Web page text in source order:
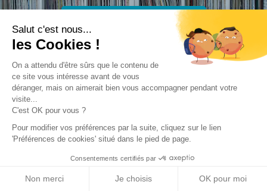
Salut c'est nous...
les Cookies !
On a attendu d'être sûrs que le contenu de
ce site vous intéresse avant de vous
déranger, mais on aimerait bien vous accompagner pendant votre
visite...
C'est OK pour vous ?
Pour modifier vos préférences par la suite, cliquez sur le lien
'Préférences de cookies' situé dans le pied de page.
Consentements certifiés par
Non merci Je choisis OK pour moi
Trouver mon Concepteur
Trouver une réalisation
individuelle /Villa Christian & Josyane